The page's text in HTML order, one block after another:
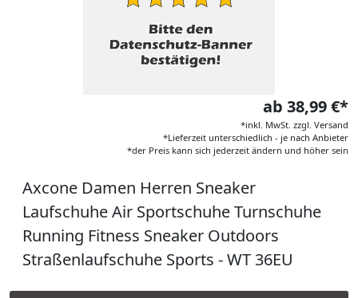
ab 38,99 €*
*inkl. MwSt. zzgl. Versand
*Lieferzeit unterschiedlich - je nach Anbieter
*der Preis kann sich jederzeit ändern und höher sein
Axcone Damen Herren Sneaker
Laufschuhe Air Sportschuhe Turnschuhe
Running Fitness Sneaker Outdoors
Straßenlaufschuhe Sports - WT 36EU